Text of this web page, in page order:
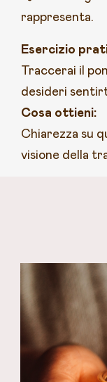
rappresenta.
Esercizio
Traccerai il
desideri
Cosa ottieni:
Chiarezza su
visione della